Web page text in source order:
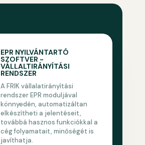
EPR NYILVÁNTARTÓ
SZOFTVER -
VÁLLALTIRÁNYÍTÁSI
RENDSZER
A FRIK vállalatirányítási
rendszer EPR moduljával
könnyedén, automatizáltan
elkészítheti a jelentéseit,
továbbá hasznos funkciókkal a
cég folyamatait, minőségét is
javíthatja.